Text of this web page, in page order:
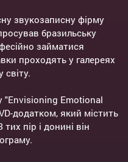
звукозаписну фірму
бразильську
займатися
проходять у галереях
"Envisioning Emotional
додатком, який містить
пір і донині він